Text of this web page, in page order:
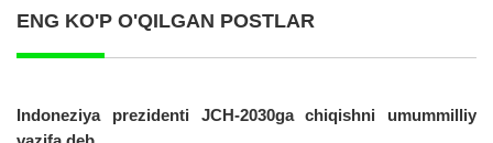
ENG KO'P O'QILGAN POSTLAR
Indoneziya prezidenti JCH-2030ga chiqishni umummilliy